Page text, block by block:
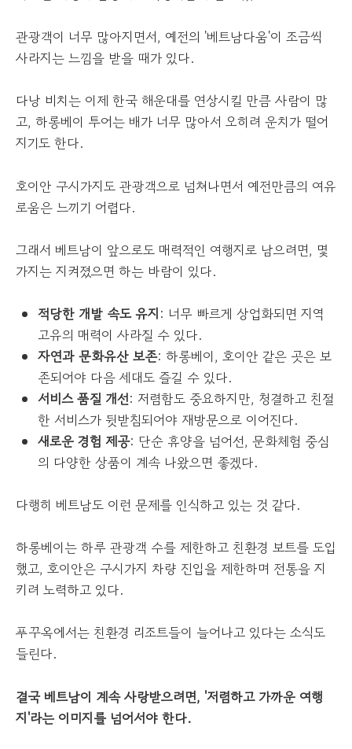
관광객이 너무 많아지면서, 예전의 '베트남다움'이 조금씩
사라지는 느낌을 받을 때가 있다.
다낭 비치는 이제 한국 해운대를 연상시킬 만큼 사람이 많
고, 하롱베이 투어는 배가 너무 많아서 오히려 운치가 떨어
지기도 한다.
호이안 구시가지도 관광객으로 넘쳐나면서 예전만큼의 여유
로움은 느끼기 어렵다.
그래서 베트남이 앞으로도 매력적인 여행지로 남으려면, 몇
가지는 지켜졌으면 하는 바람이 있다.
적당한 개발 속도 유지: 너무 빠르게 상업화되면 지역
고유의 매력이 사라질 수 있다.
자연과 문화유산 보존: 하롱베이, 호이안 같은 곳은 보
존되어야 다음 세대도 즐길 수 있다.
서비스 품질 개선: 저렴함도 중요하지만, 청결하고 친절
한 서비스가 뒷받침되어야 재방문으로 이어진다.
새로운 경험 제공: 단순 휴양을 넘어선, 문화체험 중심
의 다양한 상품이 계속 나왔으면 좋겠다.
다행히 베트남도 이런 문제를 인식하고 있는 것 같다.
하롱베이는 하루 관광객 수를 제한하고 친환경 보트를 도입
했고, 호이안은 구시가지 차량 진입을 제한하며 전통을 지
키려 노력하고 있다.
푸꾸옥에서는 친환경 리조트들이 늘어나고 있다는 소식도
들린다.
결국 베트남이 계속 사랑받으려면, '저렴하고 가까운 여행
지'라는 이미지를 넘어서야 한다.